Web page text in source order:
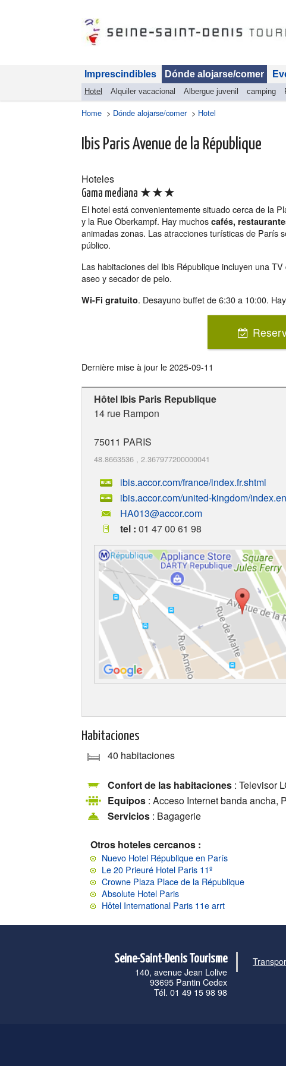
Imprescindibles Dónde alojarse/comer
Hotel Alquiler vacacional Albergue juvenil camping
Home > Dónde alojarse/comer> Hotel
Ibis Paris Avenue de la République
Hoteles
Gama mediana ★★★
El hotel está convenientemente situado cerca de la
y la Rue Oberkampf. Hay muchos cafés,
animadas zonas. Las atracciones turísticas de París
público.
Las habitaciones del Ibis République incluyen una
aseo y secador de pelo.
Wi-Fi gratuito. Desayuno buffet de 6:30 a 10:00.
Dernière mise à jour le2025-09-11
Hôtel Ibis Paris Republique
14 rue Rampon
75011 PARIS
48.8663536 , 2.367977200000041
ibis.accor.com/france/index.fr.shtml
ibis.accor.com/united-kingdom/
HA013@accor.com
tel : 01 47 00 61 98
Habitaciones
40 habitaciones
Confort de las habitaciones : Televisor
Equipos : Acceso Internet banda ancha,
Servicios : Bagagerie
Otros hoteles cercanos :
Nuevo Hotel République en París
Le 20 Prieuré Hotel Paris 11º
Crowne Plaza Place de la République
Absolute Hotel Paris
Hôtel International Paris 11e arrt
Seine-Saint-Denis Tourisme
140, avenue Jean Lolive
93695 Pantin Cedex
Tél. 01 49 15 98 98